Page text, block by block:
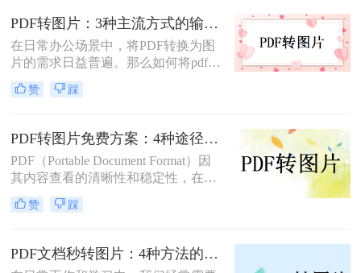
个文件，又或者是为了在社交媒体上
展示一份精美的文档内容。PDF因其
格式稳定、兼容性强而成为文档分发
的首选，但其不易编辑和截取的特
性，也使得“PDF转JGT”成为一个高
频需求。
PDF转图片：3种主流方式的输出分辨率和文件体积实测！
在日常办公场景中，将PDF转换为图
片的需求日益普遍。那么如何将pdf转
换成图片呢？本文精选三种主流方
法，助您高效完成格式转换。
赞 踩
PDF转图片免费方案：4种途径的免费额度和隐藏限制！
PDF（Portable Document Format）因
其内容查看的清晰性和稳定性，在日
常工作和学习中得到了广泛应用。然
而，在某些情况下，我们可能需要将
活地编辑、分享或用于其他特殊用
途。那么pdf转图片怎么转免费呢？以
赞 踩
PDF文档秒转图片：4种方法的速度和画质实测排名！